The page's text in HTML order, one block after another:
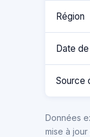
Région
Date
Source
Données
mise à